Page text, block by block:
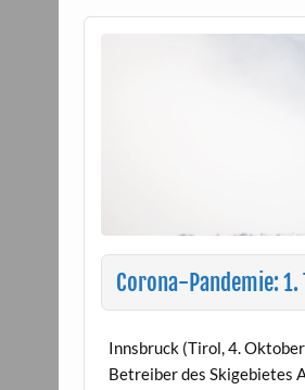
Corona-Pandemie:
Innsbruck (Tirol, 4.
Betreiber des Skigebietes